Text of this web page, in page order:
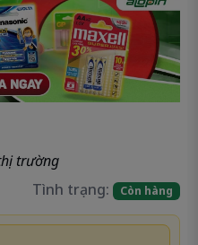
trường
Tình trạng: Còn hàng